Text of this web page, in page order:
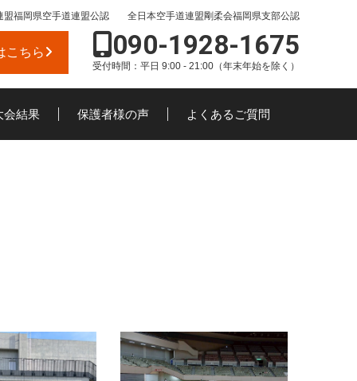
福岡県空手道連盟公認 全日本空手道連盟剛柔会福岡県支部公認
こちら 090-1928-1675
受付時間：平日 9:00 - 21:00（年末年始を除く）
会結果 保護者様の声 よくあるご質問